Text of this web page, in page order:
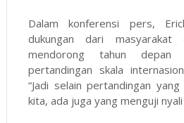
Dalam konferensi pers,
dukungan dari masyarakat
mendorong tahun depan
pertandingan skala
“Jadi selain pertandingan
kita, ada juga yang menguji nyali